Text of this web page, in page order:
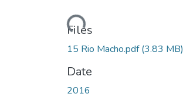
Loading...
Files
15 Rio Macho.pdf(3.83 MB)
Date
2016